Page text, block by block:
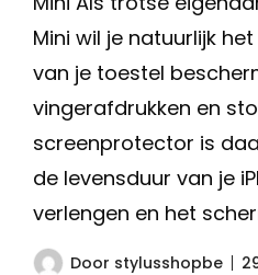
Mini wil je natuurlijk
van je toestel
vingerafdrukken en
screenprotector is
de levensduur van je
verlengen en het
Door stylusshopbe